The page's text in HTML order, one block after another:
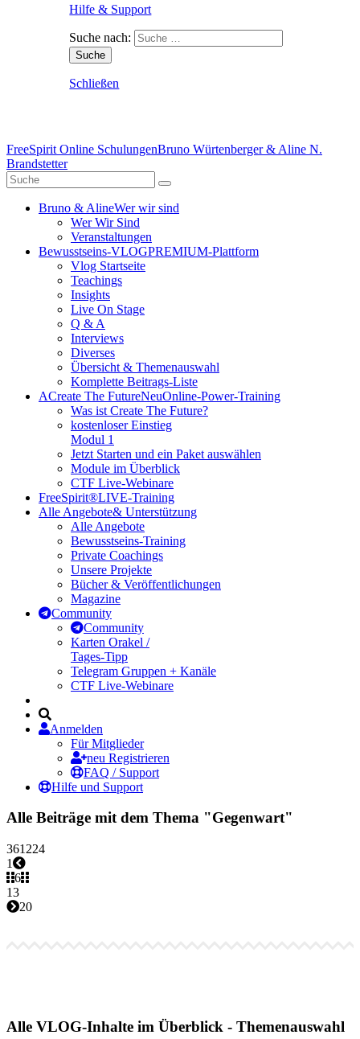
Hilfe & Support
Suche nach:
Schließen
FreeSpirit Online SchulungenBruno Würtenberger & Aline N.
Brandstetter
Bruno & AlineWer wir sind
Wer Wir Sind
Veranstaltungen
Bewusstseins-VLOGPREMIUM-Plattform
Vlog Startseite
Teachings
Insights
Live On Stage
Q & A
Interviews
Diverses
Übersicht & Themenauswahl
Komplette Beitrags-Liste
ACreate The FutureNeuOnline-Power-Training
Was ist Create The Future?
kostenloser Einstieg
Modul 1
Jetzt Starten und ein Paket auswählen
Module im Überblick
CTF Live-Webinare
FreeSpirit®LIVE-Training
Alle Angebote& Unterstützung
Alle Angebote
Bewusstseins-Training
Private Coachings
Unsere Projekte
Bücher & Veröffentlichungen
Magazine
Community
Community
Karten Orakel /
Tages-Tipp
Telegram Gruppen + Kanäle
CTF Live-Webinare
Anmelden
Für Mitglieder
neu Registrieren
FAQ / Support
Hilfe und Support
Alle Beiträge mit dem Thema "Gegenwart"
361224
1
6
13
20
Alle VLOG-Inhalte im Überblick - Themenauswahl